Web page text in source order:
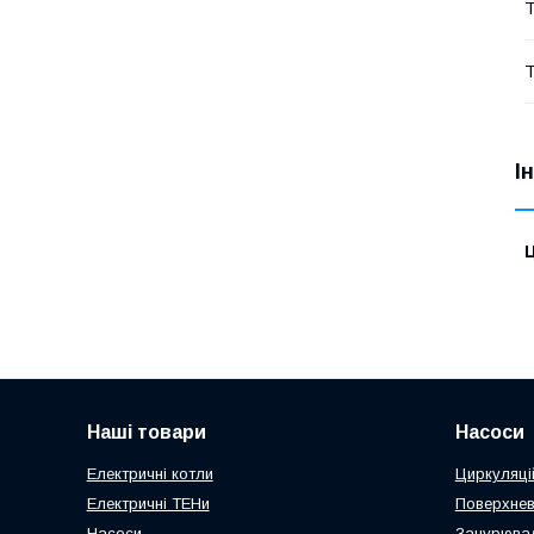
Наші товари
Електричні котли
Електричні ТЕНи
Насоси